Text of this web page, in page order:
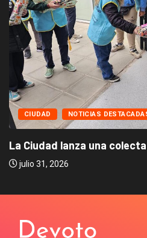
CIUDAD NOTICIAS
La Ciudad lanza una
julio 31, 2026